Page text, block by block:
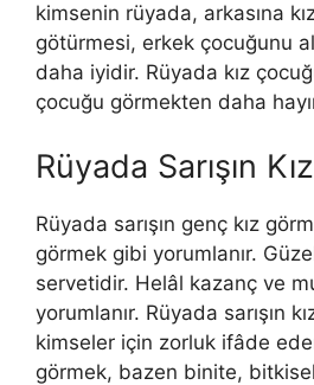
kimsenin rüyada, arkasına
götürmesi, erkek çocuğunu
daha iyidir. Rüyada kız
çocuğu görmekten daha
Rüyada Sarışın
Rüyada sarışın genç kız
görmek gibi yorumlanır.
servetidir. Helâl kazanç ve
yorumlanır. Rüyada sarışın
kimseler için zorluk ifâde
görmek, bazen binite,